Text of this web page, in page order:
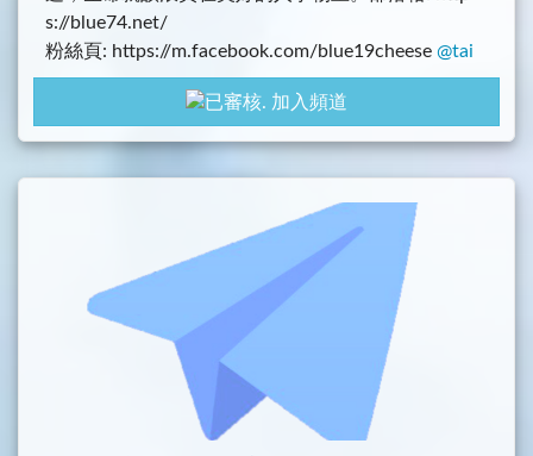
s://blue74.net/
粉絲頁: https://m.facebook.com/blue19cheese @tai
wanblue74
加入頻道